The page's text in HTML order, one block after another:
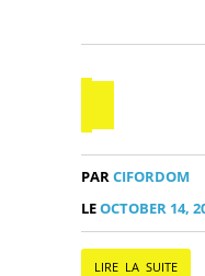
PARCIFORDOM
LEOCTOBER 14,
LIRE LA SUITE